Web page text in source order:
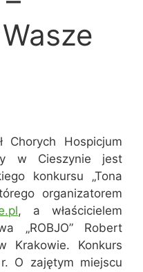
Chorych Hospicjum
w Cieszynie jest
konkursu „Tona
organizatorem
, a właścicielem
„ROBJO” Robert
Krakowie. Konkurs
O zajętym miejscu